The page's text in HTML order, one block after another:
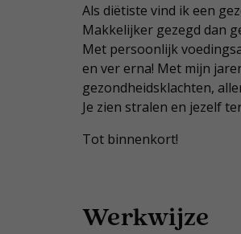
Als diëtiste vind ik een
Makkelijker gezegd dan
Met persoonlijk
en ver erna! Met mijn
gezondheidsklachten,
Je zien stralen en jezelf
Tot binnenkort!
Werkwijze